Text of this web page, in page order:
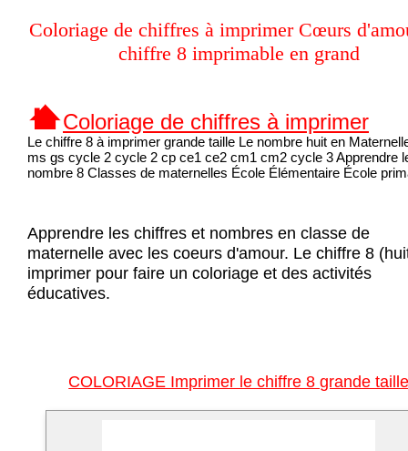
Coloriage de chiffres à imprimer Cœurs
chiffre 8 imprimable en grand
Coloriage de chiffres à imprimer
Le chiffre 8 à imprimer grande taille Le nombre huit en
ms gs cycle 2 cycle 2 cp ce1 ce2 cm1 cm2 cycle 3 Apprendre
nombre 8 Classes de maternelles École Élémentaire École
Apprendre les chiffres et nombres en classe de
maternelle avec les coeurs d'amour. Le chiffre 8
imprimer pour faire un coloriage et des activités
éducatives.
COLORIAGE Imprimer le chiffre 8 grande